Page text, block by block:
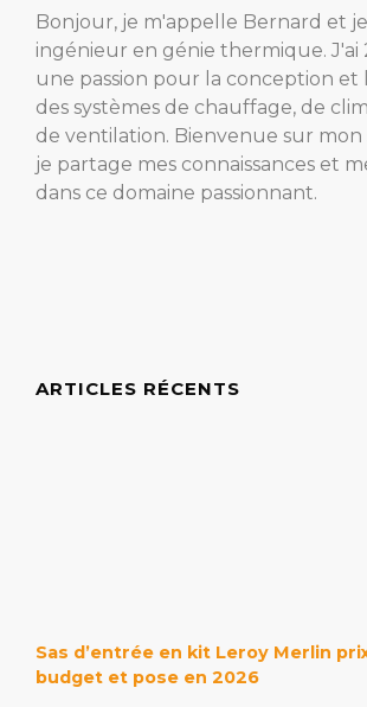
Bonjour, je m'appelle Bernard et
ingénieur en génie thermique. J'ai
une passion pour la conception et
des systèmes de chauffage, de
de ventilation. Bienvenue sur mon
je partage mes connaissances et
dans ce domaine passionnant.
ARTICLES RÉCENTS
Sas d’entrée en kit Leroy Merlin
budget et pose en 2026